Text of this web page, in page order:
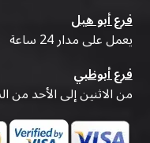
فرع أبو هيل
يعمل على مدار 24 ساعة
فرع أبوظبي
من الاثنين إلى الأحد من الساعة 9:00 صباحًا